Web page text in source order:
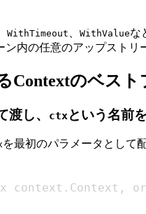
WithTimeout WithValueな
内の任意のアップストリ
Contextのベスト
し、 ctxという名前
を最初のパラメータとして
context . Context ,